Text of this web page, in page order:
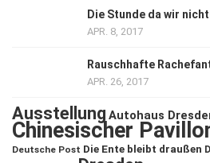
Die Stunde da wir
APR. 8, 2017
Rauschhafte
APR. 26, 2017
Ausstellung Autohaus
Chinesischer
Deutsche Post Die Ente bleibt draußen